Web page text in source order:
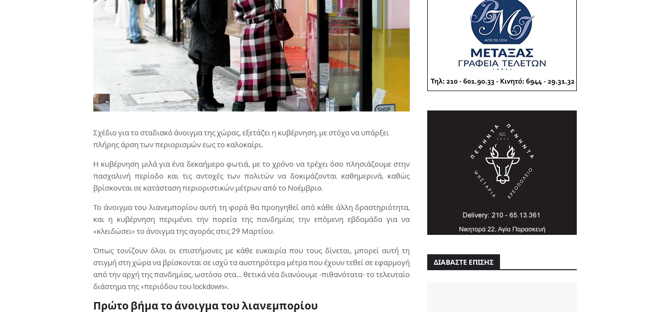
Σχέδιο για το σταδιακό άνοιγμα της χώρας, εξετάζει η κυβέρνηση, με στόχο να υπάρξει
πλήρης άρση των περιορισμών εως το καλοκαίρι.
Η κυβέρνηση μιλά για ένα δεκαήμερο φωτιά, με το χρόνο να τρέχει όσο πλησιάζουμε στην
πασχαλινή περίοδο και τις αντοχές των πολιτών να δοκιμάζονται καθημερινά, καθώς
βρίσκονται σε κατάσταση περιοριστικών μέτρων από το Νοέμβριο.
Το άνοιγμα του λιανεμπορίου αυτή τη φορά θα προηγηθεί από κάθε άλλη δραστηριότητα,
και η κυβέρνηση περιμένει την πορεία της πανδημίας την επόμενη εβδομάδα για να
«κλειδώσει» το άνοιγμα της αγοράς στις 29 Μαρτίου.
Όπως τονίζουν όλοι οι επιστήμονες με κάθε ευκαιρία που τους δίνεται, μπορεί αυτή τη
στιγμή στη χώρα να βρίσκονται σε ισχύ τα αυστηρότερα μέτρα που έχουν τεθεί σε εφαρμογή
από την αρχή της πανδημίας, ωστόσο στα… θετικά νέα διανύουμε -πιθανότατα- το τελευταίο
διάστημα της «περιόδου του lockdown».
Πρώτο βήμα το άνοιγμα του λιανεμπορίου
ΔΙΑΒΑΣΤΕ ΕΠΙΣΗΣ